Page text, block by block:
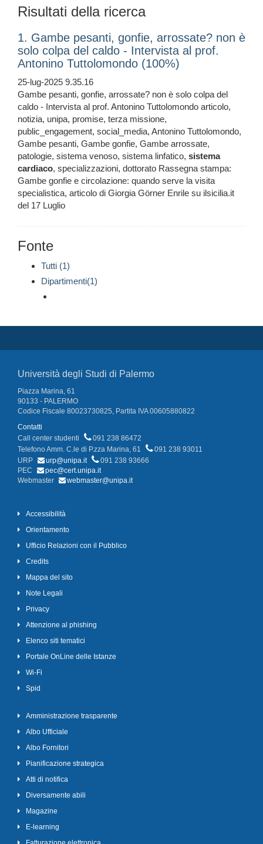
Risultati della ricerca
1. Gambe pesanti, gonfie, arrossate? non è
solo colpa del caldo - Intervista al prof.
Antonino Tuttolomondo (100%)
25-lug-2025 9.35.16
Gambe pesanti, gonfie, arrossate? non è solo colpa del
caldo - Intervista al prof. Antonino Tuttolomondo articolo,
notizia, unipa, promise, terza missione,
public_engagement, social_media, Antonino Tuttolomondo,
Gambe pesanti, Gambe gonfie, Gambe arrossate,
patologie, sistema venoso, sistema linfatico, sistema
cardiaco, specializzazioni, dottorato Rassegna stampa:
Gambe gonfie e circolazione: quando serve la visita
specialistica, articolo di Giorgia Görner Enrile su ilsicilia.it
del 17 Luglio
Fonte
Tutti (1)
Dipartimenti(1)
Università degli Studi di Palermo
Piazza Marina, 61
90133 - PALERMO
Codice Fiscale 80023730825, Partita IVA 00605880822
Contatti
Call center studenti
091 238 86472
Telefono Amm. C.le di P.zza Marina, 61
091 238 93011
URP
urp@unipa.it
091 238 93666
PEC
pec@cert.unipa.it
Webmaster
webmaster@unipa.it
Accessibilità
Orientamento
Ufficio Relazioni con il Pubblico
Credits
Mappa del sito
Note Legali
Privacy
Attenzione al phishing
Elenco siti tematici
Portale OnLine delle Istanze
Wi-Fi
Spid
Amministrazione trasparente
Albo Ufficiale
Albo Fornitori
Pianificazione strategica
Atti di notifica
Diversamente abili
Magazine
E-learning